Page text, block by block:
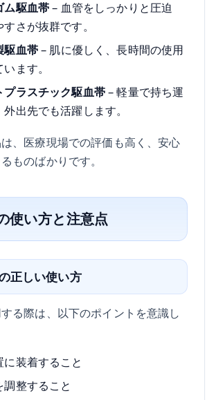
ム駆血帯– 血管をしっかりと圧迫
さが抜群です。
駆血帯– 肌に優しく、長時間の使用
ます。
プラスチック駆血帯– 軽量で持ち運
出先でも活躍します。
、医療現場での評価も高く、安心
ものばかりです。
使い方と注意点
正しい使い方
る際は、以下のポイントを意識し
装着すること
調整すること